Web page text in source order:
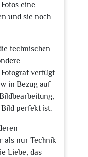
eine
und sie noch
technischen
verfügt
in Bezug auf
Bild perfekt ist.
als nur Technik
Liebe, das